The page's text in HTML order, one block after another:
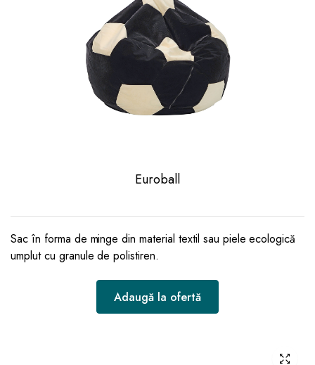
Euroball
Sac în forma de minge din material textil sau piele ecologică
umplut cu granule de polistiren.
Adaugă la ofertă